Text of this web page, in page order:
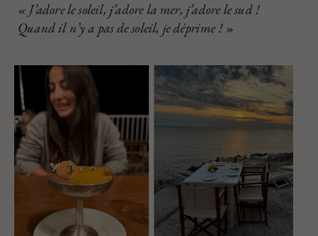
« J’adore le soleil, j’adore la mer, j’adore le sud !
Quand il n’y a pas de soleil, je déprime ! »